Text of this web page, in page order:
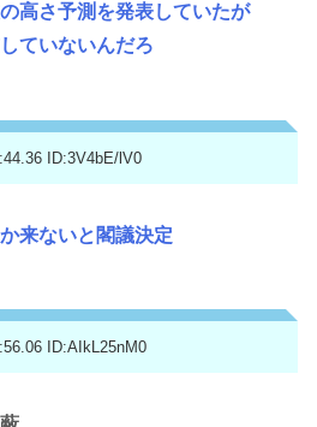
高さ予測を発表していたが
ていないんだろ
ID:3V4bE/lV0
来ないと閣議決定
ID:AIkL25nM0